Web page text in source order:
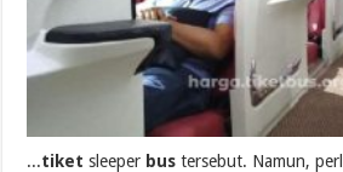
...tiket sleeper bus tersebut. Namun,